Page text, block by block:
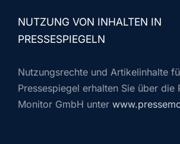
NUTZUNG VON INHALTEN IN
PRESSESPIEGELN
Nutzungsrechte und Artikelinhalte
Pressespiegel erhalten Sie über die
Monitor GmbH unter